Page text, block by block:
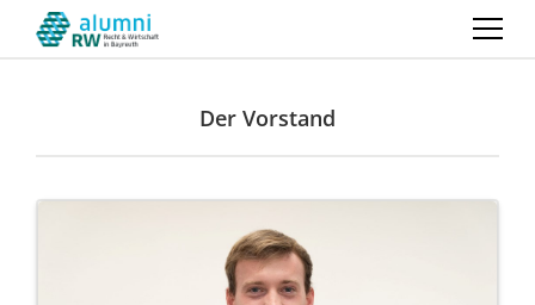
Der Vorstand